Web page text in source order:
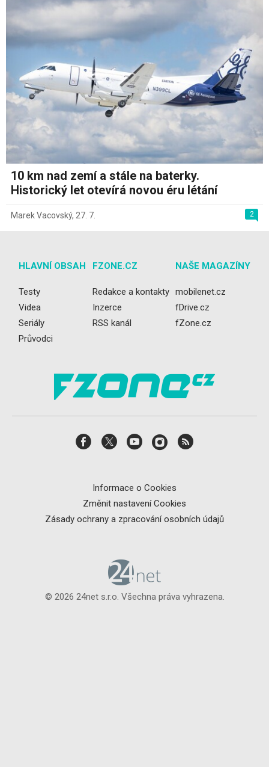
10 km nad zemí a stále na baterky.
Historický let otevírá novou éru létání
2
Marek Vacovský, 27. 7.
HLAVNÍ OBSAH
Testy
Videa
Seriály
Průvodci
FZONE.CZ
Redakce a kontakty
Inzerce
RSS kanál
NAŠE MAGAZÍNY
mobilenet.cz
fDrive.cz
fZone.cz
Informace o Cookies
Změnit nastavení Cookies
Zásady ochrany a zpracování osobních údajů
© 2026 24net s.r.o. Všechna práva vyhrazena.